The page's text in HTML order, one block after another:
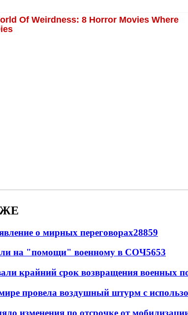
о мирных переговорах28859
на "помощи" военному в СОЧ5653
крайний срок возвращения военных
провела воздушный штурм с
изменения по отсрочке от